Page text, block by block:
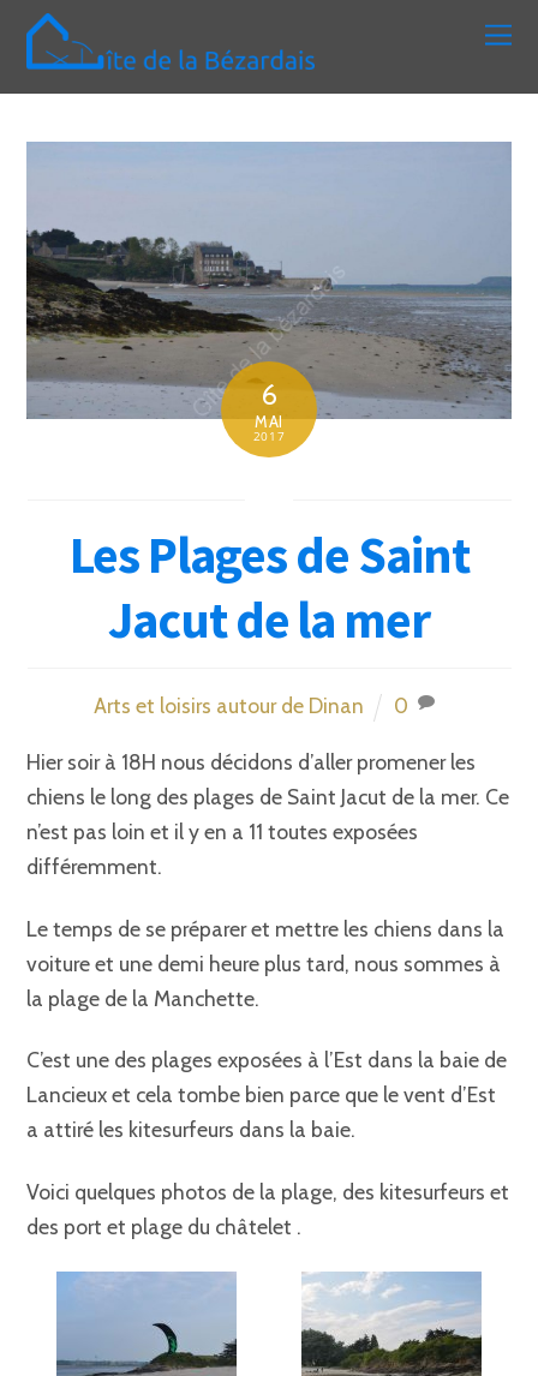
6
MAI
2017
Les Plages de Saint
Jacut de la mer
Arts et loisirs autour de Dinan 0
Hier soir à 18H nous décidons d’aller promener les
chiens le long des plages de Saint Jacut de la mer. Ce
n’est pas loin et il y en a 11 toutes exposées
différemment.
Le temps de se préparer et mettre les chiens dans la
voiture et une demi heure plus tard, nous sommes à
la plage de la Manchette.
C’est une des plages exposées à l’Est dans la baie de
Lancieux et cela tombe bien parce que le vent d’Est
a attiré les kitesurfeurs dans la baie.
Voici quelques photos de la plage, des kitesurfeurs et
des port et plage du châtelet .